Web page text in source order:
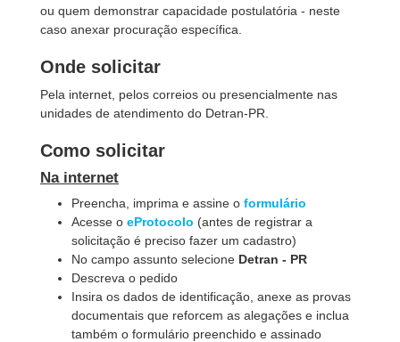
ou quem demonstrar capacidade postulatória - neste
caso anexar procuração específica.
Onde solicitar
Pela internet, pelos correios ou presencialmente nas
unidades de atendimento do Detran-PR.
Como solicitar
Na internet
Preencha, imprima e assine o formulário
Acesse o eProtocolo (antes de registrar a
solicitação é preciso fazer um cadastro)
No campo assunto selecione Detran - PR
Descreva o pedido
Insira os dados de identificação, anexe as provas
documentais que reforcem as alegações e inclua
também o formulário preenchido e assinado